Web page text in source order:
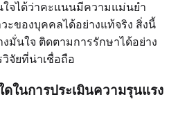
ใจได้ว่าคะแนนมีความแม่นยำ
ะของบุคคลได้อย่างแท้จริง สิ่งนี้
มั่นใจ ติดตามการรักษาได้อย่าง
จัยที่น่าเชื่อถือ
ดในการประเมินความรุนแรง